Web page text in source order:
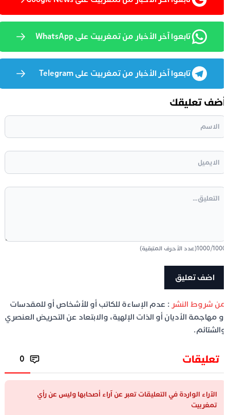
تابعوا آخر الأخبار من تمغربيت على WhatsApp
تابعوا آخر الأخبار من تمغربيت على Telegram
تعليقك
/
1000(عدد الأحرف المتبقية)
شروط النشر: عدم الإساءة للكاتب أو للأشخاص أو للمقدسات
مهاجمة الأديان أو الذات الإلهية، والابتعاد عن التحريض العنصري
تعليقات 0
الآراء الواردة في التعليقات تعبر عن آراء أصحابها وليس عن رأي
تمغربيت